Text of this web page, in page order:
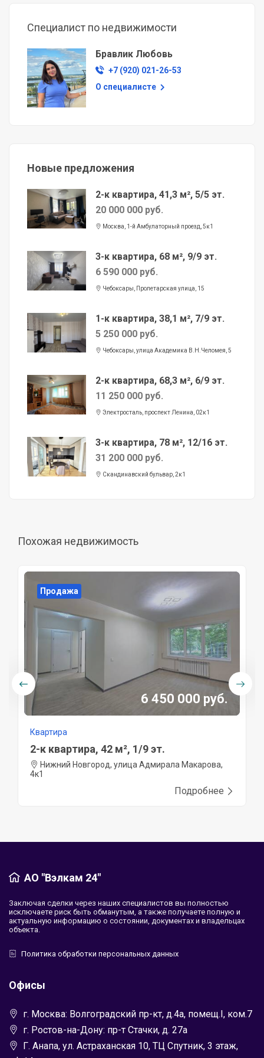
Специалист по недвижимости
Бравлик Любовь
+7 (920) 021-26-53
О специалисте
Новые предложения
2-к квартира, 41,3 м², 5/5 эт.
20 000 000 руб.
Москва, 1-й Амбулаторный проезд, 5к1
3-к квартира, 68 м², 9/9 эт.
6 590 000 руб.
Чебоксары, Пролетарская улица, 15
1-к квартира, 38,1 м², 7/9 эт.
5 250 000 руб.
Чебоксары, улица Академика В.Н.Челомея, 5
2-к квартира, 68,3 м², 6/9 эт.
11 250 000 руб.
Электросталь, проспект Ленина, 02к1
3-к квартира, 78 м², 12/16 эт.
31 200 000 руб.
Скандинавский бульвар, 2к1
Похожая недвижимость
Продажа
6 450 000 руб.
Квартира
2-к квартира, 42 м², 1/9 эт.
Нижний Новгород, улица Адмирала Макарова,
4к1
Подробнее
АО "Вэлкам 24"
Заключая сделки через наших специалистов вы полностью
исключаете риск быть обманутым, а также получаете полную и
актуальную информацию о состоянии, документах и владельцах
объекта.
Политика обработки персональных данных
Офисы
г. Москва: Волгоградский пр-кт, д.4а, помещ.I, ком.7
г. Ростов-на-Дону: пр-т Стачки, д. 27а
Г. Анапа, ул. Астраханская 10, ТЦ Спутник, 3 этаж,